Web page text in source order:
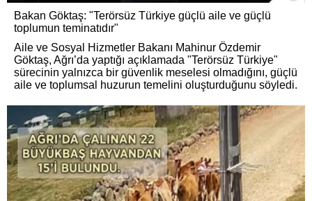
Bakan Göktaş: "Terörsüz Türkiye güçlü aile ve güçlü
toplumun teminatıdır"
Aile ve Sosyal Hizmetler Bakanı Mahinur Özdemir
Göktaş, Ağrı’da yaptığı açıklamada "Terörsüz Türkiye"
sürecinin yalnızca bir güvenlik meselesi olmadığını, güçlü
aile ve toplumsal huzurun temelini oluşturduğunu söyledi.